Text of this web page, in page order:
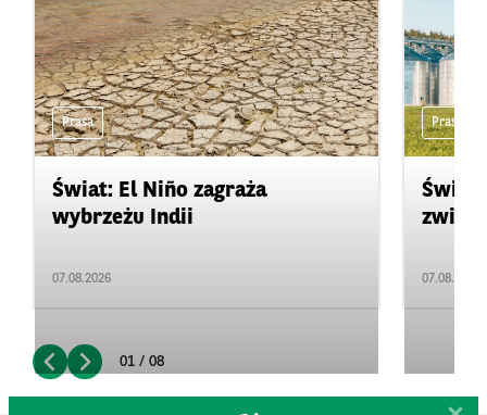
Prasa
Świat: El Niño zagraża
wybrzeżu Indii
07.08.2026
Prasa
07.08.2026
01 / 08